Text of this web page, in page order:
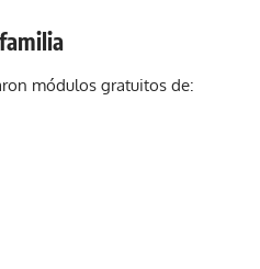
módulos gratuitos de: